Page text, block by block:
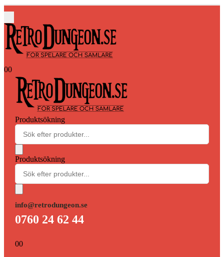
00
Produktsökning
Produktsökning
info@retrodungeon.se
0760 24 62 44
00